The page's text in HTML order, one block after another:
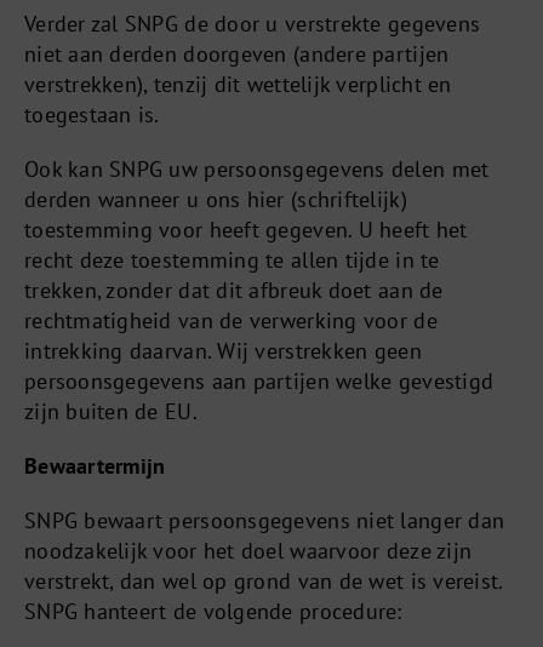
Verder zal SNPG de door u verstrekte gegevens
niet aan derden doorgeven (andere partijen
verstrekken), tenzij dit wettelijk verplicht en
toegestaan is.
Ook kan SNPG uw persoonsgegevens delen met
derden wanneer u ons hier (schriftelijk)
toestemming voor heeft gegeven. U heeft het
recht deze toestemming te allen tijde in te
trekken, zonder dat dit afbreuk doet aan de
rechtmatigheid van de verwerking voor de
intrekking daarvan. Wij verstrekken geen
persoonsgegevens aan partijen welke gevestigd
zijn buiten de EU.
Bewaartermijn
SNPG bewaart persoonsgegevens niet langer dan
noodzakelijk voor het doel waarvoor deze zijn
verstrekt, dan wel op grond van de wet is vereist.
SNPG hanteert de volgende procedure: